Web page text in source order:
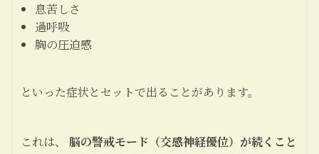
息苦しさ
過呼吸
胸の圧迫感
といった症状とセットで出ることがあります。
これは、 脳の警戒モード（交感神経優位）が続くこと